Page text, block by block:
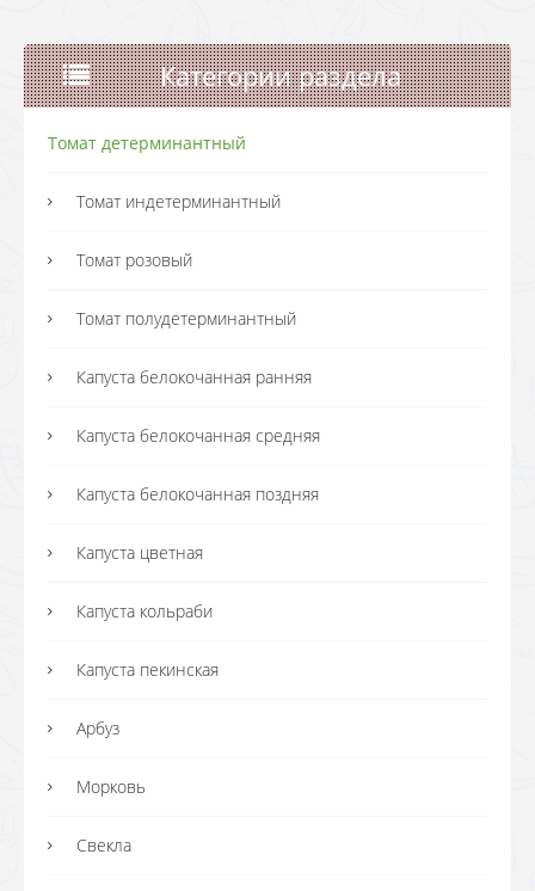
Категории раздела
Томат детерминантный
Томат индетерминантный
Томат розовый
Томат полудетерминантный
Капуста белокочанная ранняя
Капуста белокочанная средняя
Капуста белокочанная поздняя
Капуста цветная
Капуста кольраби
Капуста пекинская
Арбуз
Морковь
Свекла